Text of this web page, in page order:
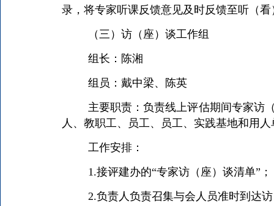
录，将专家听课反馈意见及时反馈至听（
（三）访（座）谈工作组
组长：陈湘
组员：戴中梁、陈英
主要职责：负责线上评估期间专家访
人、教职工、员工、员工、实践基地和用
工作安排：
1.接评建办的“专家访（座）谈清单”；
2.负责人负责召集与会人员准时到达